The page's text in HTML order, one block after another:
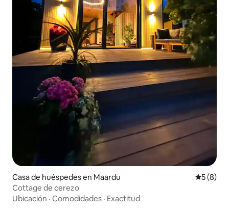
Casa de huéspedes en Maardu
5 (8)
Cottage de cerezo
Ubicación · Comodidades · Exactitud